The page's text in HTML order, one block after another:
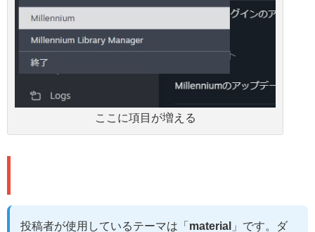
ここに項目が増える
投稿者が使用しているテーマは「 material
」です。ダ